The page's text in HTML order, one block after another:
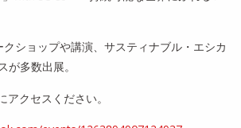
クショップや講演、サスティナブル・エシカ
が多数出展。
クセスください。